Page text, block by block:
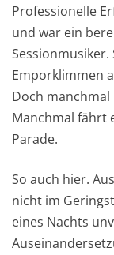
Professionelle
und war ein
Emporklimmen
Doch
Manchmal fährt
Parade.
So auch hier.
nicht im
eines Nachts